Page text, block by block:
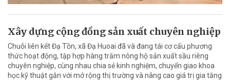
Xây dựng cộng đồng sản xuất chuyên nghiệp
Chuỗi liên kết Đạ Tồn, xã Đạ Huoai đã và đang tái cơ cấu phương
thức hoạt động, tập hợp hàng trăm nông hộ sản xuất sầu riêng
chuyên nghiệp, cùng nhau chia sẻ kinh nghiệm, chuyển giao khoa
học kỹ thuật gắn với mở rộng thị trường và nâng cao giá trị gia tăng